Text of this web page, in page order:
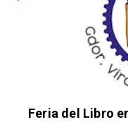
Feria del Libro